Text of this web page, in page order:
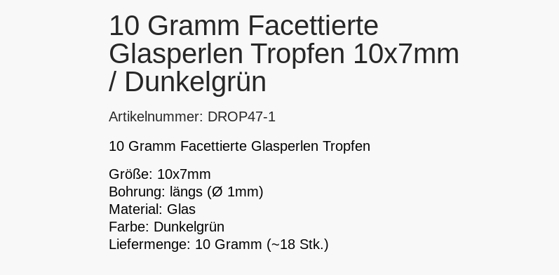
10 Gramm Facettierte
Glasperlen Tropfen 10x7mm
/ Dunkelgrün
Artikelnummer: DROP47-1
10 Gramm Facettierte Glasperlen Tropfen
Größe: 10x7mm
Bohrung: längs (Ø 1mm)
Material: Glas
Farbe: Dunkelgrün
Liefermenge: 10 Gramm (~18 Stk.)